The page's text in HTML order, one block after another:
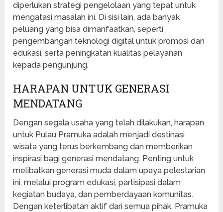
diperlukan strategi pengelolaan yang tepat untuk
mengatasi masalah ini. Di sisi lain, ada banyak
peluang yang bisa dimanfaatkan, seperti
pengembangan teknologi digital untuk promosi dan
edukasi, serta peningkatan kualitas pelayanan
kepada pengunjung.
HARAPAN UNTUK GENERASI
MENDATANG
Dengan segala usaha yang telah dilakukan, harapan
untuk Pulau Pramuka adalah menjadi destinasi
wisata yang terus berkembang dan memberikan
inspirasi bagi generasi mendatang. Penting untuk
melibatkan generasi muda dalam upaya pelestarian
ini, melalui program edukasi, partisipasi dalam
kegiatan budaya, dan pemberdayaan komunitas.
Dengan keterlibatan aktif dari semua pihak, Pramuka